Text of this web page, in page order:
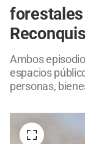
Ambos
espacios
personas,